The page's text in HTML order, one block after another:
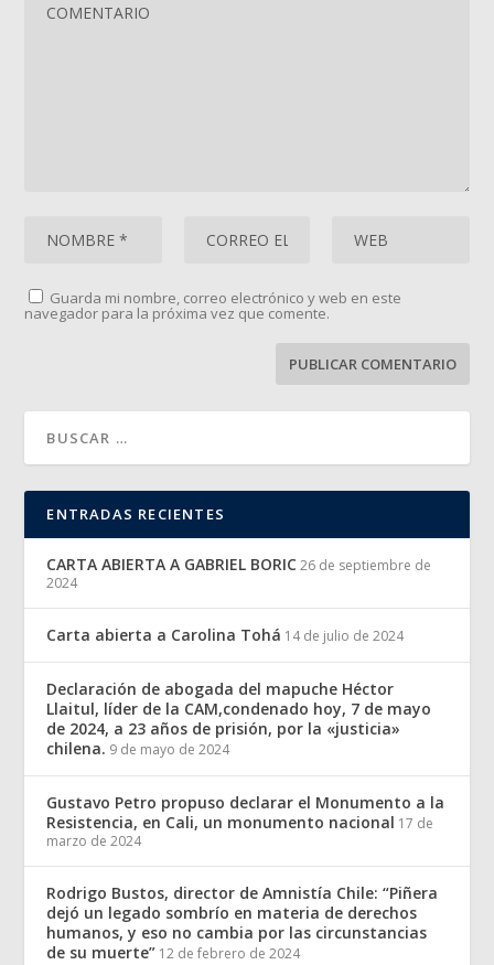
Guarda mi nombre, correo electrónico y web en este
navegador para la próxima vez que comente.
ENTRADAS RECIENTES
CARTA ABIERTA A GABRIEL BORIC 26 de septiembre de
2024
Carta abierta a Carolina Tohá 14 de julio de 2024
Declaración de abogada del mapuche Héctor
Llaitul, líder de la CAM,condenado hoy, 7 de mayo
de 2024, a 23 años de prisión, por la «justicia»
chilena. 9 de mayo de 2024
Gustavo Petro propuso declarar el Monumento a la
Resistencia, en Cali, un monumento nacional 17 de
marzo de 2024
Rodrigo Bustos, director de Amnistía Chile: “Piñera
dejó un legado sombrío en materia de derechos
humanos, y eso no cambia por las circunstancias
de su muerte” 12 de febrero de 2024